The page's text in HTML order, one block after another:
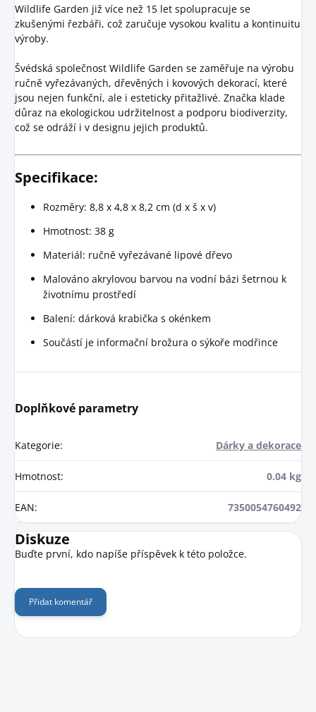
Wildlife Garden již více než 15 let spolupracuje se
zkušenými řezbáři, což zaručuje vysokou kvalitu a kontinuitu
výroby.
Švédská společnost Wildlife Garden se zaměřuje na výrobu
ručně vyřezávaných, dřevěných i kovových dekorací, které
jsou nejen funkční, ale i esteticky přitažlivé. Značka klade
důraz na ekologickou udržitelnost a podporu biodiverzity,
což se odráží i v designu jejich produktů.
Specifikace:
Rozměry: 8,8 x 4,8 x 8,2 cm (d x š x v)
Hmotnost: 38 g
Materiál: ručně vyřezávané lipové dřevo
Malováno akrylovou barvou na vodní bázi šetrnou k
životnímu prostředí
Balení: dárková krabička s okénkem
Součástí je informační brožura o sýkoře modřince
Doplňkové parametry
Kategorie: Dárky a dekorace
Hmotnost: 0.04 kg
EAN: 7350054760492
Diskuze
Buďte první, kdo napíše příspěvek k této položce.
Přidat komentář